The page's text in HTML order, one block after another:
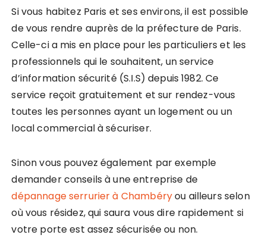
Si vous habitez Paris et ses environs, il est possible
de vous rendre auprès de la préfecture de Paris.
Celle-ci a mis en place pour les particuliers et les
professionnels qui le souhaitent, un service
d’information sécurité (S.I.S) depuis 1982. Ce
service reçoit gratuitement et sur rendez-vous
toutes les personnes ayant un logement ou un
local commercial à sécuriser.
Sinon vous pouvez également par exemple
demander conseils à une entreprise de
dépannage serrurier à Chambéryou ailleurs selon
où vous résidez, qui saura vous dire rapidement si
votre porte est assez sécurisée ou non.